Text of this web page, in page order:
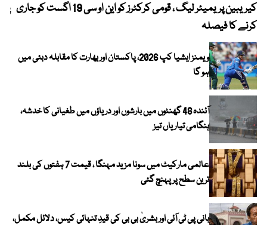
کیریبین پریمیئر لیگ ، قومی کرکٹرز کو این او سی 19 اگست کو جاری
کرنے کا فیصلہ
ویمنز ایشیا کپ 2026، پاکستان اور بھارت کا مقابلہ دبئی میں
ہو گا
آئندہ 48 گھنٹوں میں بارشوں اور دریاؤں میں طغیانی کا خدشہ،
ہنگامی تیاریاں تیز
عالمی مارکیٹ میں سونا مزید مہنگا ، قیمت 7 ہفتوں کی بلند
ترین سطح پر پہنچ گئی
بانی پی ٹی آئی اور بشریٰ بی بی کی قیدِ تنہائی کیس، دلائل مکمل،